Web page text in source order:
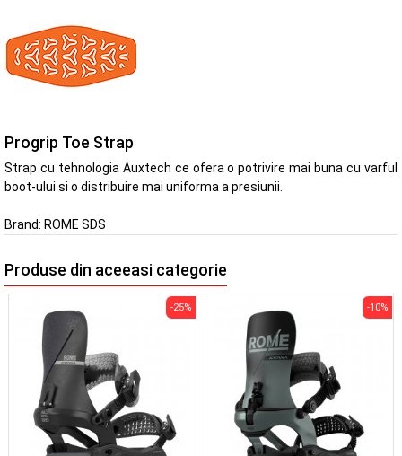
Progrip Toe Strap
Strap cu tehnologia Auxtech ce ofera o potrivire mai buna cu varful
boot-ului si o distribuire mai uniforma a presiunii.
Brand: ROME SDS
Produse din aceeasi categorie
-25% -10%